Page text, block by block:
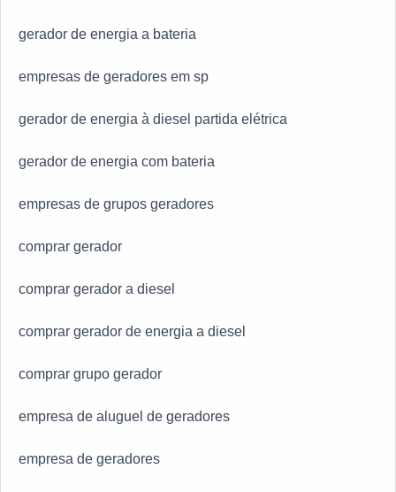
gerador de energia a bateria
empresas de geradores em sp
gerador de energia à diesel partida elétrica
gerador de energia com bateria
empresas de grupos geradores
comprar gerador
comprar gerador a diesel
comprar gerador de energia a diesel
comprar grupo gerador
empresa de aluguel de geradores
empresa de geradores